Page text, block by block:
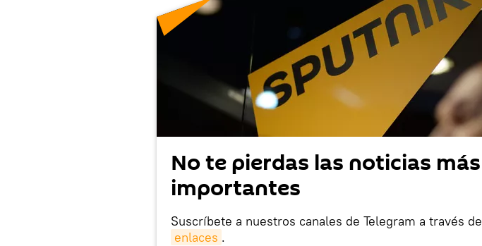
No te pierdas las noticias más
importantes
Suscríbete a nuestros canales de Telegram a través de
enlaces .